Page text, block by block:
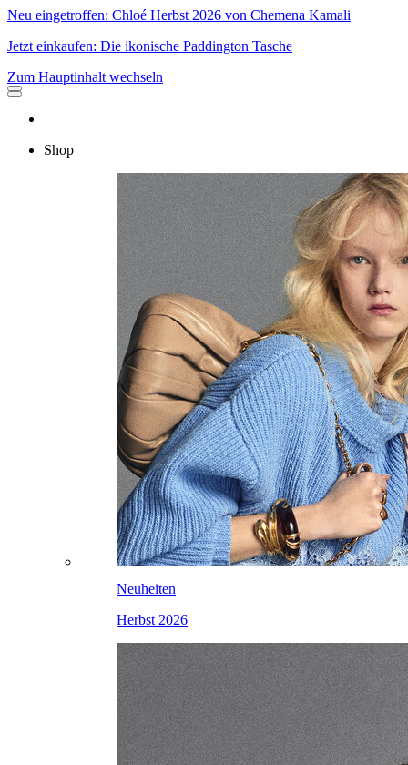
Neu eingetroffen: Chloé Herbst 2026 von Chemena Kamali
Jetzt einkaufen: Die ikonische Paddington Tasche
Zum Hauptinhalt wechseln
Shop
Neuheiten
Herbst 2026